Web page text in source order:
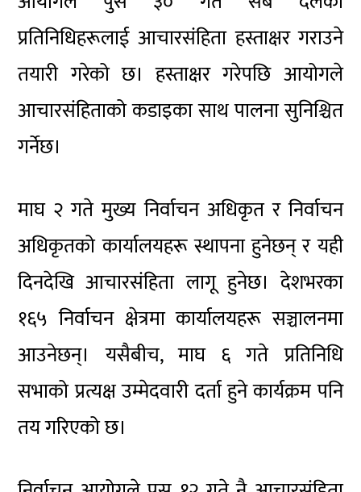
प्रतिनिधिहरूलाई आचारसंहिता हस्ताक्षर गराउने
तयारी गरेको छ। हस्ताक्षर गरेपछि आयोगले
आचारसंहिताको कडाइका साथ पालना सुनिश्चित
गर्नेछ।
माघ २ गते मुख्य निर्वाचन अधिकृत र निर्वाचन
अधिकृतको कार्यालयहरू स्थापना हुनेछन् र यही
दिनदेखि आचारसंहिता लागू हुनेछ। देशभरका
१६५ निर्वाचन क्षेत्रमा कार्यालयहरू सञ्चालनमा
आउनेछन्। यसैबीच, माघ ६ गते प्रतिनिधि
सभाको प्रत्यक्ष उम्मेदवारी दर्ता हुने कार्यक्रम पनि
तय गरिएको छ।